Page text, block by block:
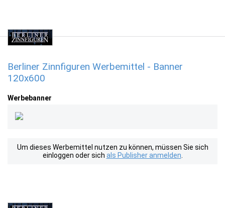
Berliner Zinnfiguren Werbemittel - Banner
120x600
Werbebanner
Um dieses Werbemittel nutzen zu können, müssen Sie sich
einloggen oder sich als Publisher anmelden